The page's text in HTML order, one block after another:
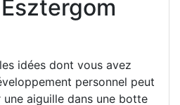
idées dont vous avez
personnel peut
aiguille dans une botte